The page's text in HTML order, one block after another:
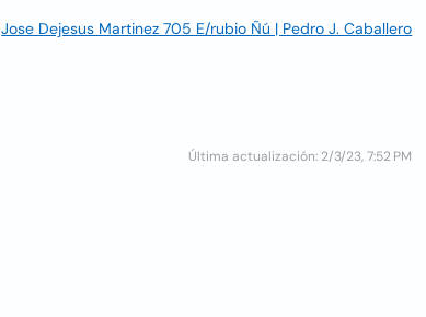
Jose Dejesus Martinez 705 E/rubio Ñú | Pedro J. Caballero
Última actualización: 2/3/23, 7:52 PM